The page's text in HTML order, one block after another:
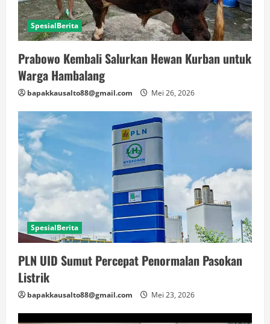
SpesialBerita
Prabowo Kembali Salurkan Hewan Kurban untuk
Warga Hambalang
bapakkausalto88@gmail.com Mei 26, 2026
SpesialBerita
PLN UID Sumut Percepat Penormalan Pasokan
Listrik
bapakkausalto88@gmail.com Mei 23, 2026